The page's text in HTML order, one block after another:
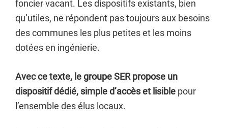
foncier vacant. Les dispositifs existants, bien
qu’utiles, ne répondent pas toujours aux besoins
des communes les plus petites et les moins
dotées en ingénierie.
Avec ce texte, le groupe SER propose un
dispositif dédié, simple d’accès et lisible pour
l’ensemble des élus locaux.